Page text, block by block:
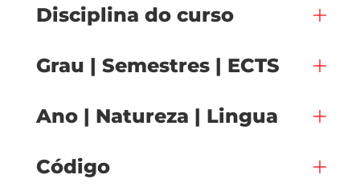
Disciplina do curso
Grau | Semestres | ECTS
Ano | Natureza | Lingua
Código